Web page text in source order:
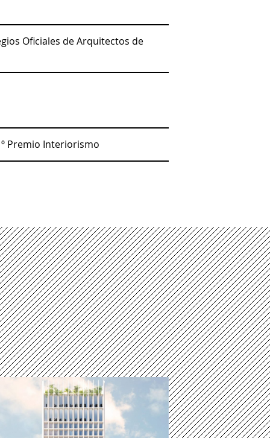
Oficiales de Arquitectos de
Premio Interiorismo